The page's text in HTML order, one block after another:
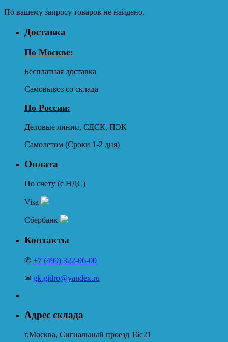
По вашему запросу товаров не найдено.
Доставка
По Москве:
Бесплатная доставка
Самовывоз со склада
По России:
Деловые линии, СДСК, ПЭК
Самолетом (Сроки 1-2 дня)
Оплата
По счету (с НДС)
Visa
Сбербанк
Контакты
✆ +7 (499) 322-06-00
✉ gk.gidro@yandex.ru
Адрес склада
г.Москва, Сигнальный проезд 16с21